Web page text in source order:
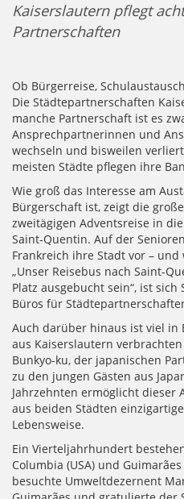
Kaiserslautern pflegt
Partnerschaften
Ob Bürgerreise,
Die Städtepartnerschaften
manche Partnerschaft ist es
Ansprechpartnerinnen und
wechseln und bisweilen
meisten Städte pflegen ihre
Wie groß das Interesse am
Bürgerschaft ist, zeigt die
zweitägigen Adventsreise in
Saint-Quentin. Auf der
Frankreich ihre Stadt vor – und
„Unser Reisebus nach Saint-
Platz ausgebucht sein“, ist sich
Büros für
Auch darüber hinaus ist viel in
aus Kaiserslautern
Bunkyo-ku, der japanischen
zu den jungen Gästen aus
Jahrzehnten ermöglicht dieser
aus beiden Städten
Lebensweise.
Ein Vierteljahrhundert
Columbia (USA) und
besuchte Umweltdezernent